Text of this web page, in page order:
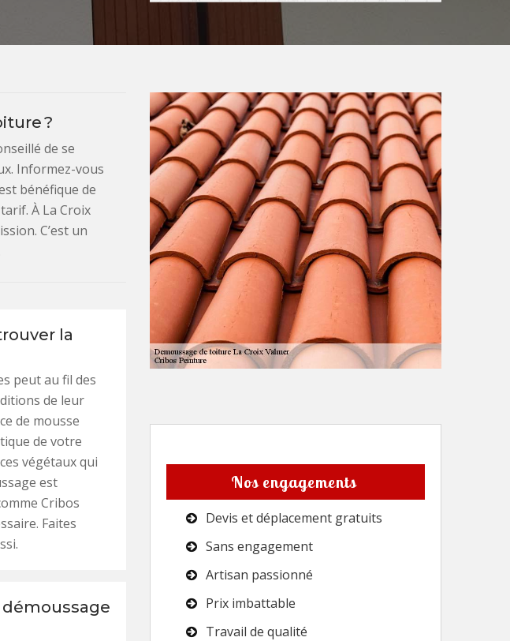
?
de se
Informez-vous
bénéfique de
À La Croix
C’est un
la
peut au fil des
de leur
de mousse
de votre
végétaux qui
est
Cribos
Faites
Nos engagements
Devis et déplacement gratuits
Sans engagement
Artisan passionné
Prix imbattable
Travail de qualité